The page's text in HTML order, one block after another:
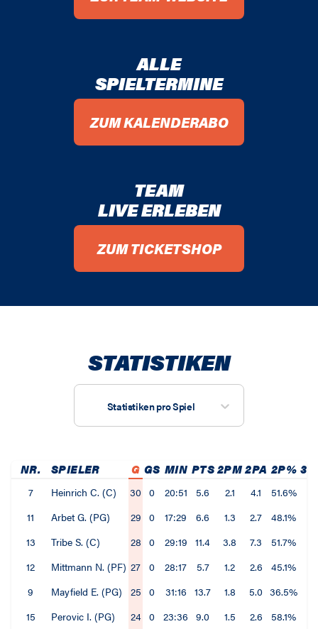
ALLE
SPIELTERMINE
ZUM KALENDERABO
TEAM
LIVE ERLEBEN
ZUM TICKETSHOP
STATISTIKEN
Statistiken pro Spiel
NR. SPIELER G GS MIN PTS2PM2PA 2P%
7 Heinrich C. (C) 30 0 20:51 5.6 2.1 4.1 51.6%
11
Arbet G. (PG) 29 0 17:29 6.6 1.3 2.7 48.1%
13
Tribe S. (C) 28 0 29:19 11.4 3.8 7.3 51.7%
12
Mittmann N. (PF) 27 0 28:17 5.7 1.2 2.6 45.1%
9
Mayfield E. (PG) 25 0 31:16 13.7 1.8 5.0 36.5%
15
Perovic I. (PG) 24 0 23:36 9.0 1.5 2.6 58.1%